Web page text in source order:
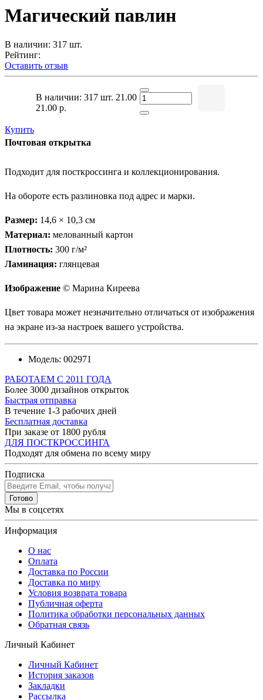
Магический павлин
В наличии: 317 шт.
Рейтинг:
Оставить отзыв
В наличии: 317 шт. 21.00
21.00 р.
Купить
Почтовая открытка
Подходит для посткроссинга и коллекционирования.
На обороте есть разлиновка под адрес и марки.
Размер: 14,6 × 10,3 см
Материал: мелованный картон
Плотность: 300 г/м²
Ламинация: глянцевая
Изображение © Марина Киреева
Цвет товара может незначительно отличаться от изображения
на экране из-за настроек вашего устройства.
Модель: 002971
РАБОТАЕМ С 2011 ГОДА
Более 3000 дизайнов открыток
Быстрая отправка
В течение 1-3 рабочих дней
Бесплатная доставка
При заказе от 1800 рубля
ДЛЯ ПОСТКРОССИНГА
Подходят для обмена по всему миру
Подписка
Готово
Мы в соцсетях
Информация
О нас
Оплата
Доставка по России
Доставка по миру
Условия возврата товара
Публичная оферта
Политика обработки персональных данных
Обратная связь
Личный Кабинет
Личный Кабинет
История заказов
Закладки
Рассылка